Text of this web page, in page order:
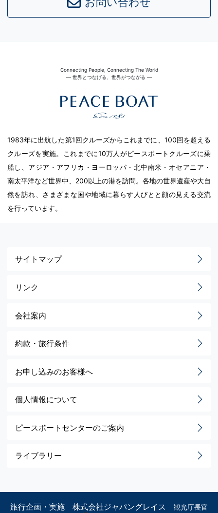
Connecting People, Connecting The World
― 世界とつなげる、世界がつながる ―
1983年に出航した第1回クルーズからこれまでに、100回を超える
クルーズを実施。これまでに10万人がピースボートクルーズに乗
船し、アジア・アフリカ・ヨーロッパ・北中南米・オセアニア・
南太平洋など世界中、200以上の港を訪問。各地の世界遺産や大自
然を訪れ、さまざまな国や地域に暮らす人びとと顔の見える交流
を行っています。
サイトマップ
リンク
会社案内
約款・旅行条件
お申し込みのお客様へ
個人情報について
ピースボートセンターのご案内
ライブラリー
旅行企画・実施 株式会社ジャパングレイス 観光庁長官